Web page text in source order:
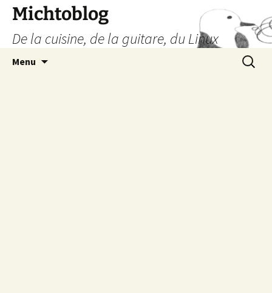
Aller
contenu
Michtoblog
De la cuisine, de la guitare, du Linux
Menu